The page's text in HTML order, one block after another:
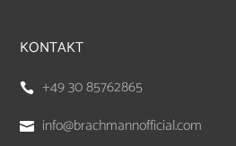
KONTAKT
 +49 30 85762865
 info@brachmannofficial.com